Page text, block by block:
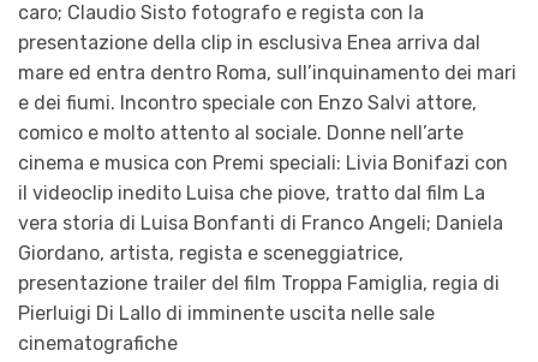
caro; Claudio Sisto fotografo e regista con la
presentazione della clip in esclusiva Enea arriva dal
mare ed entra dentro Roma, sull’inquinamento dei mari
e dei fiumi. Incontro speciale con Enzo Salvi attore,
comico e molto attento al sociale. Donne nell’arte
cinema e musica con Premi speciali: Livia Bonifazi con
il videoclip inedito Luisa che piove, tratto dal film La
vera storia di Luisa Bonfanti di Franco Angeli; Daniela
Giordano, artista, regista e sceneggiatrice,
presentazione trailer del film Troppa Famiglia, regia di
Pierluigi Di Lallo di imminente uscita nelle sale
cinematografiche